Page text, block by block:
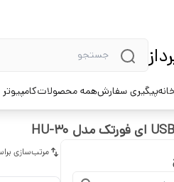
پیگیری سفارشهمه محصولات
مرتب‌سازی